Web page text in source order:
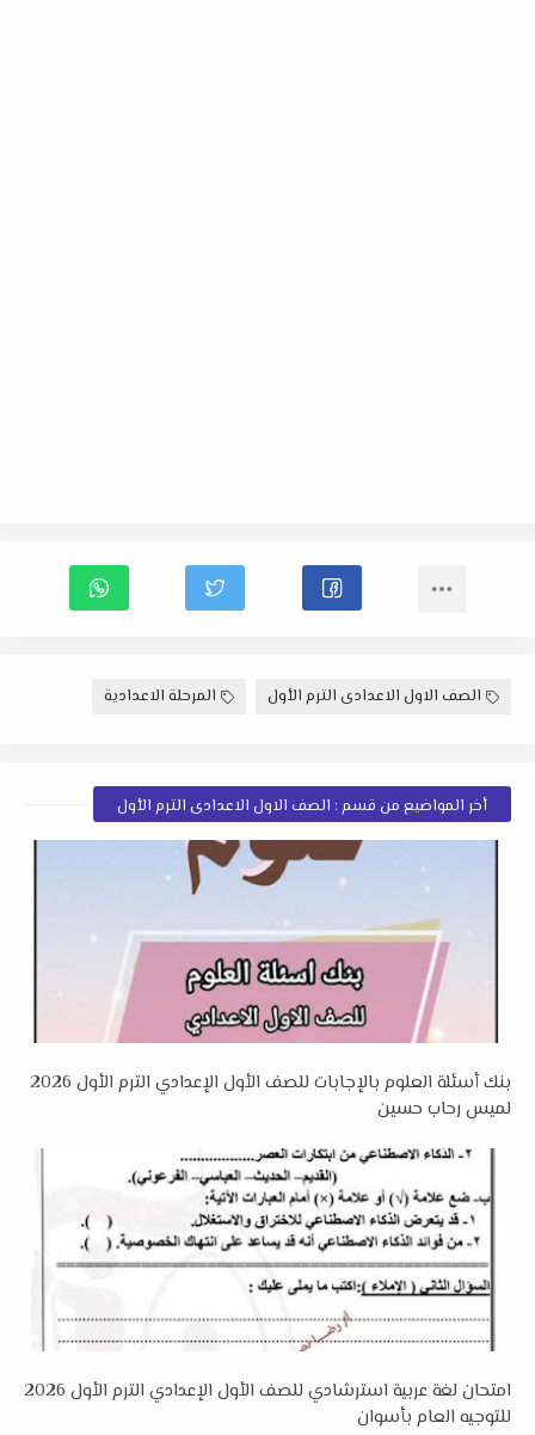
الصف الاول الاعدادى الترم الأول المرحلة الاعدادية
أخر المواضيع من قسم : الصف الاول الاعدادى الترم الأول
بنك أسئلة العلوم بالإجابات للصف الأول الإعدادي الترم الأول 2026
لميس رحاب حسين
امتحان لغة عربية استرشادي للصف الأول الإعدادي الترم الأول 2026
للتوجيه العام بأسوان